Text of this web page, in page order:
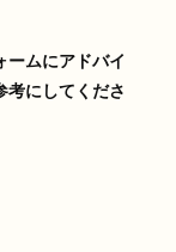
ームにアドバイ
考にしてくださ